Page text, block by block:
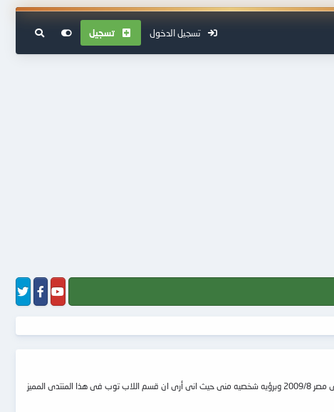
تسجيل الدخول تسجيل
بسم الله الرحمن الرحيم لقد قمت بعمل هذا الموضوع بغرض الاستفاده العامه منه واستخراج المعلومات المفيده لى ولكم عند الشراء. ووضع اسعار Laptop (اللاب توب) فى مصر 2009/8 وبرؤيه شخصيه منى حيث انى أرى ان قسم اللاب توب فى هذا المنتدى المميز